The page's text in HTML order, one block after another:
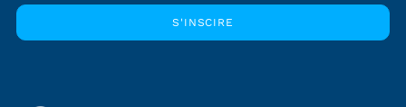
S'INSCIRE